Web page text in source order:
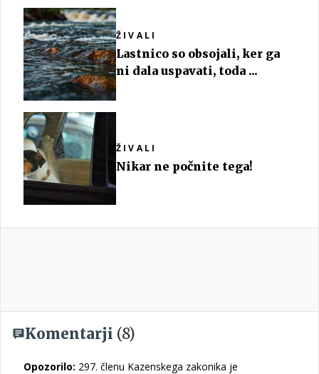
ŽIVALI
Lastnico so obsojali, ker ga
ni dala uspavati, toda ...
ŽIVALI
Nikar ne počnite tega!
Komentarji (8)
Opozorilo: 297. členu Kazenskega zakonika je